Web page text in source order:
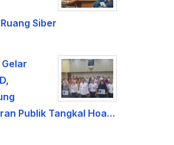
Siber
Publik Tangkal Hoa…